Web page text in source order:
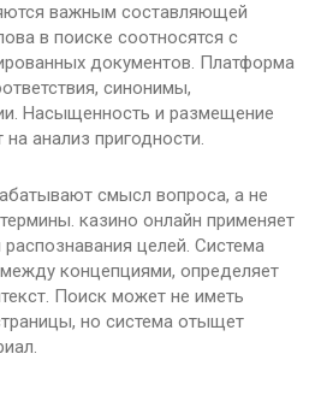
важным составляющей
в поиске соотносятся с
документов. Платформа
синонимы,
Насыщенность и размещение
анализ пригодности.
смысл вопроса, а не
казино онлайн применяет
целей. Система
концепциями, определяет
Поиск может не иметь
но система отыщет